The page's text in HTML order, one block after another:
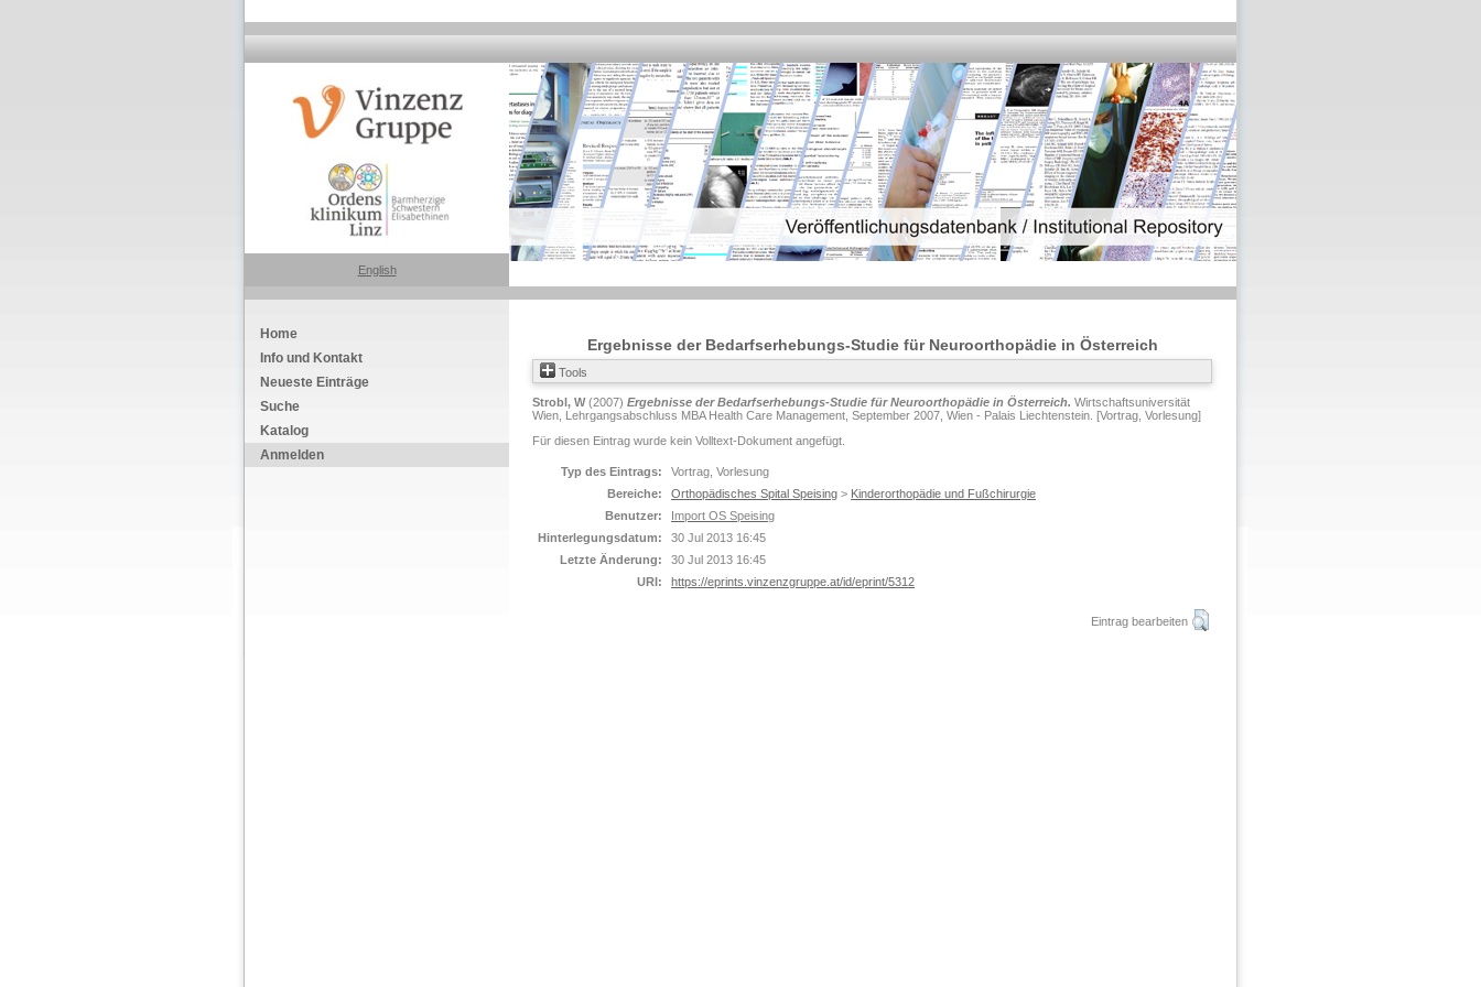
English
Home
Info und Kontakt
Neueste Einträge
Suche
Katalog
Anmelden
Ergebnisse der Bedarfserhebungs-Studie für Neuroorthopädie in Österreich
Tools
Strobl, W(2007) Ergebnisse der Bedarfserhebungs-Studie für Neuroorthopädie in Österreich. Wirtschaftsuniversität
Wien, Lehrgangsabschluss MBA Health Care Management, September 2007, Wien - Palais Liechtenstein. [Vortrag, Vorlesung]
Für diesen Eintrag wurde kein Volltext-Dokument angefügt.
Typ des Eintrags:
Vortrag, Vorlesung
Bereiche:
Orthopädisches Spital Speising > Kinderorthopädie und Fußchirurgie
Benutzer:
Import OS Speising
Hinterlegungsdatum:
30 Jul 2013 16:45
Letzte Änderung:
30 Jul 2013 16:45
URI:
https://eprints.vinzenzgruppe.at/id/eprint/5312
Eintrag bearbeiten